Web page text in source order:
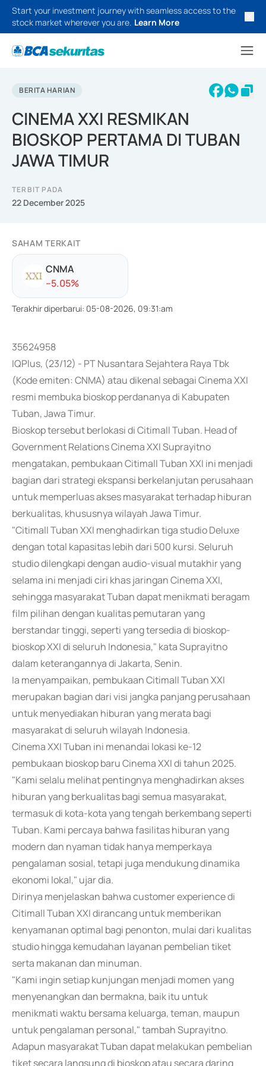
Start your investment journey with seamless access to the
stock market wherever you are. Learn More
BERITA HARIAN
CINEMA XXI RESMIKAN
BIOSKOP PERTAMA DI TUBAN
JAWA TIMUR
TERBIT PADA
22 December 2025
SAHAM TERKAIT
CNMA
--5.05%
Terakhir diperbarui: 05-08-2026, 09:31:am
35624958
IQPlus, (23/12) - PT Nusantara Sejahtera Raya Tbk
(Kode emiten: CNMA) atau dikenal sebagai Cinema XXI
resmi membuka bioskop perdananya di Kabupaten
Tuban, Jawa Timur.
Bioskop tersebut berlokasi di Citimall Tuban. Head of
Government Relations Cinema XXI Suprayitno
mengatakan, pembukaan Citimall Tuban XXI ini menjadi
bagian dari strategi ekspansi berkelanjutan perusahaan
untuk memperluas akses masyarakat terhadap hiburan
berkualitas, khususnya wilayah Jawa Timur.
"Citimall Tuban XXI menghadirkan tiga studio Deluxe
dengan total kapasitas lebih dari 500 kursi. Seluruh
studio dilengkapi dengan audio-visual mutakhir yang
selama ini menjadi ciri khas jaringan Cinema XXI,
sehingga masyarakat Tuban dapat menikmati beragam
film pilihan dengan kualitas pemutaran yang
berstandar tinggi, seperti yang tersedia di bioskop-
bioskop XXI di seluruh Indonesia," kata Suprayitno
dalam keterangannya di Jakarta, Senin.
Ia menyampaikan, pembukaan Citimall Tuban XXI
merupakan bagian dari visi jangka panjang perusahaan
untuk menyediakan hiburan yang merata bagi
masyarakat di seluruh wilayah Indonesia.
Cinema XXI Tuban ini menandai lokasi ke-12
pembukaan bioskop baru Cinema XXI di tahun 2025.
"Kami selalu melihat pentingnya menghadirkan akses
hiburan yang berkualitas bagi semua masyarakat,
termasuk di kota-kota yang tengah berkembang seperti
Tuban. Kami percaya bahwa fasilitas hiburan yang
modern dan nyaman tidak hanya memperkaya
pengalaman sosial, tetapi juga mendukung dinamika
ekonomi lokal," ujar dia.
Dirinya menjelaskan bahwa customer experience di
Citimall Tuban XXI dirancang untuk memberikan
kenyamanan optimal bagi penonton, mulai dari kualitas
studio hingga kemudahan layanan pembelian tiket
serta makanan dan minuman.
"Kami ingin setiap kunjungan menjadi momen yang
menyenangkan dan bermakna, baik itu untuk
menikmati waktu bersama keluarga, teman, maupun
untuk pengalaman personal," tambah Suprayitno.
Adapun masyarakat Tuban dapat melakukan pembelian
tiket secara langsung di bioskop atau secara daring